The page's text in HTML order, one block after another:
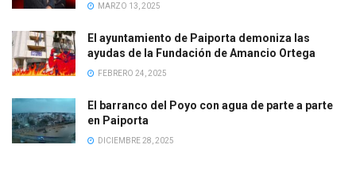
MARZO 13, 2025
El ayuntamiento de Paiporta demoniza las
ayudas de la Fundación de Amancio Ortega
FEBRERO 24, 2025
El barranco del Poyo con agua de parte a parte
en Paiporta
DICIEMBRE 28, 2025